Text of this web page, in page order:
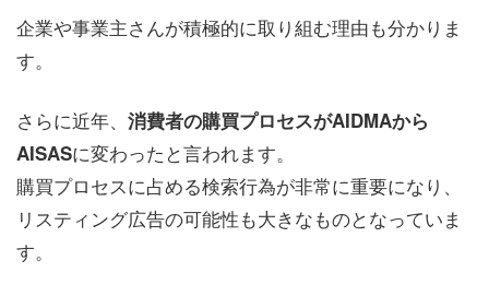
企業や事業主さんが積極的に取り組む理由も分かりま
す。
さらに近年、 消費者の購買プロセスがAIDMAから
AISASに変わったと言われます。
購買プロセスに占める検索行為が非常に重要になり、
リスティング広告の可能性も大きなものとなっていま
す。